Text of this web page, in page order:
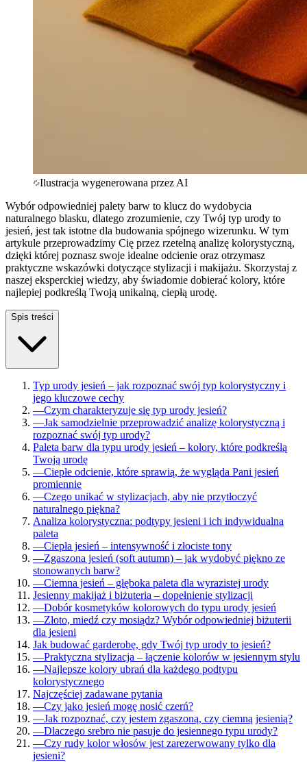
Ilustracja wygenerowana przez AI
Wybór odpowiedniej palety barw to klucz do wydobycia
naturalnego blasku, dlatego zrozumienie, czy Twój typ urody to
jesień, jest tak istotne dla budowania spójnego wizerunku. W tym
artykule przeprowadzimy Cię przez rzetelną analizę kolorystyczną,
dzięki której poznasz swoje idealne odcienie oraz otrzymasz
praktyczne wskazówki dotyczące stylizacji i makijażu. Skorzystaj z
naszej eksperckiej wiedzy, aby świadomie dobierać kolory, które
najlepiej podkreślą Twoją unikalną, ciepłą urodę.
Spis treści
Typ urody jesień – jak rozpoznać swój typ kolorystyczny i
jego kluczowe cechy
—Czym charakteryzuje się typ urody jesień?
—Jak samodzielnie przeprowadzić analizę kolorystyczną i
rozpoznać swój typ urody?
Paleta barw dla typu urody jesień – kolory, które podkreślą
Twoją urodę
—Ciepłe odcienie, które sprawią, że wygląda Pani jesień
promiennie
—Czego unikać w stylizacjach, aby nie przytłoczyć
naturalnego piękna?
Analiza kolorystyczna: podtypy jesieni i ich indywidualna
paleta
—Ciepła jesień – intensywność i złociste tony
—Zgaszona jesień (soft autumn) – jak wydobyć piękno ze
stonowanych barw?
—Ciemna jesień – głęboka paleta dla wyrazistej urody
Jesienny makijaż i biżuteria – dopełnienie stylizacji
—Dobór kosmetyków kolorowych do typu urody jesień
—Złoto, miedź czy mosiądz? Wybór odpowiedniej biżuterii
dla jesieni
Jak budować garderobę, gdy Twój typ urody to jesień?
—Praktyczna stylizacja – łączenie kolorów w jesiennym stylu
—Najlepsze kolory ubrań dla każdego podtypu
kolorystycznego
Najczęściej zadawane pytania
—Czy jako jesień mogę nosić czerń?
—Jak rozpoznać, czy jestem zgaszoną, czy ciemną jesienią?
—Dlaczego srebro nie pasuje do jesiennego typu urody?
—Czy rudy kolor włosów jest zarezerwowany tylko dla
jesieni?